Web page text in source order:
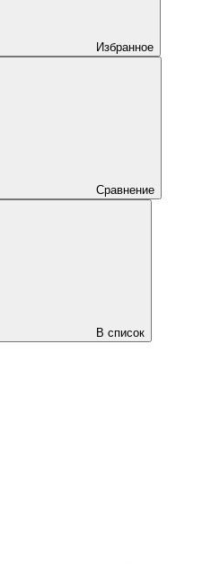
Избранное
Сравнение
В список